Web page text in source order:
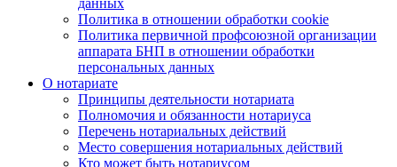
данных
Политика в отношении обработки cookie
Политика первичной профсоюзной организации
аппарата БНП в отношении обработки
персональных данных
О нотариате
Принципы деятельности нотариата
Полномочия и обязанности нотариуса
Перечень нотариальных действий
Место совершения нотариальных действий
Кто может быть нотариусом